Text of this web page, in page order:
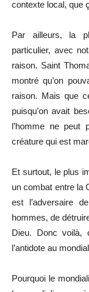
contexte local, que
Par ailleurs, la
particulier, avec
raison. Saint
montré qu’on
raison. Mais que
puisqu’on avait
l’homme ne peut
créature qui est
Et surtout, le plus
un combat entre la
est l’adversaire
hommes, de
Dieu. Donc voilà,
l’antidote au
Pourquoi le